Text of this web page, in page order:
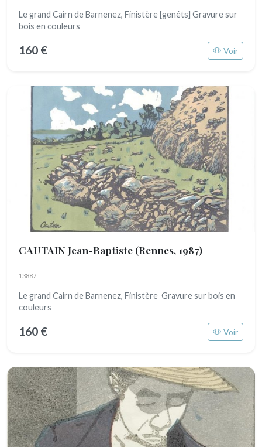
Le grand Cairn de Barnenez, Finistère [genêts] Gravure sur
bois en couleurs
160 € Voir
CAUTAIN Jean-Baptiste (Rennes, 1987)
13887
Le grand Cairn de Barnenez, Finistère Gravure sur bois en
couleurs
160 € Voir